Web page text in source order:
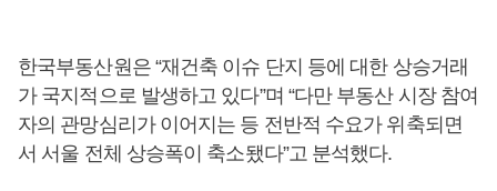
한국부동산원은 “재건축 이슈 단지 등에 대한 상승거래
가 국지적으로 발생하고 있다”며 “다만 부동산 시장 참여
자의 관망심리가 이어지는 등 전반적 수요가 위축되면
서 서울 전체 상승폭이 축소됐다”고 분석했다.